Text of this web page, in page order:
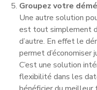
Groupez votre
Une autre solution
est tout simplement
d’autre. En effet le
permet d’économiser
C’est une solution
flexibilité dans les